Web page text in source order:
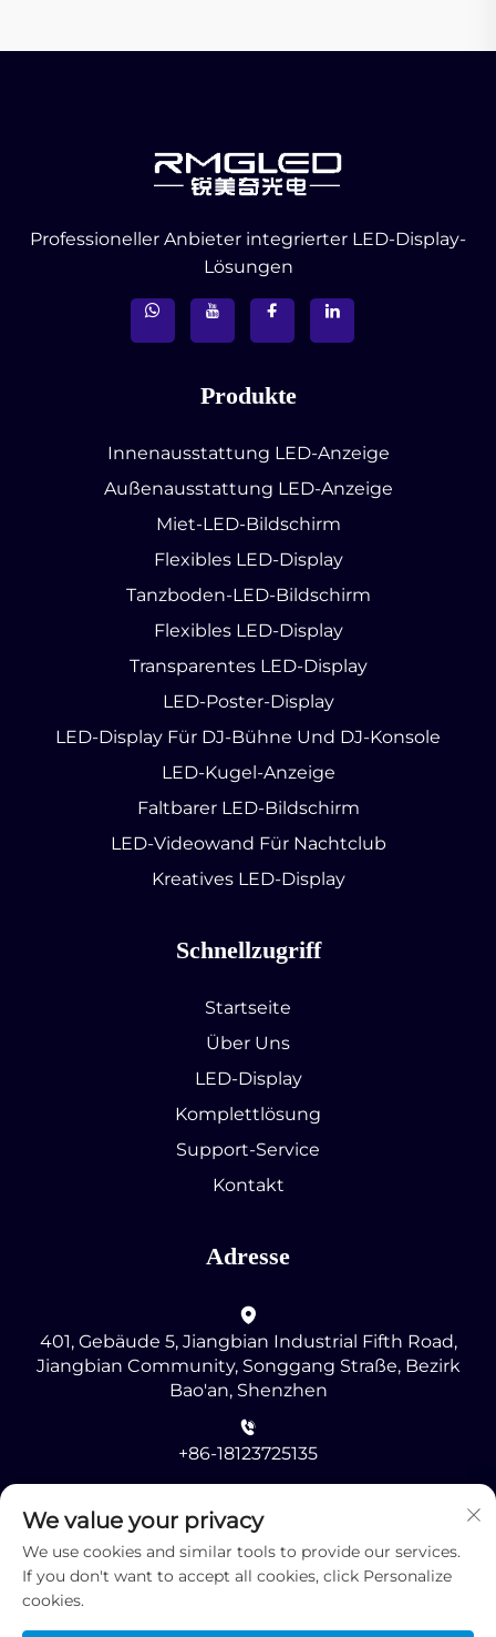
Professioneller Anbieter integrierter LED-Display-
Lösungen
Produkte
Innenausstattung LED-Anzeige
Außenausstattung LED-Anzeige
Miet-LED-Bildschirm
Flexibles LED-Display
Tanzboden-LED-Bildschirm
Flexibles LED-Display
Transparentes LED-Display
LED-Poster-Display
LED-Display Für DJ-Bühne Und DJ-Konsole
LED-Kugel-Anzeige
Faltbarer LED-Bildschirm
LED-Videowand Für Nachtclub
Kreatives LED-Display
Schnellzugriff
Startseite
Über Uns
LED-Display
Komplettlösung
Support-Service
Kontakt
Adresse
401, Gebäude 5, Jiangbian Industrial Fifth Road,
Jiangbian Community, Songgang Straße, Bezirk
Bao'an, Shenzhen
+86-18123725135
[email protected]
We value your privacy
We use cookies and similar tools to provide our services.
If you don't want to accept all cookies, click Personalize
cookies.